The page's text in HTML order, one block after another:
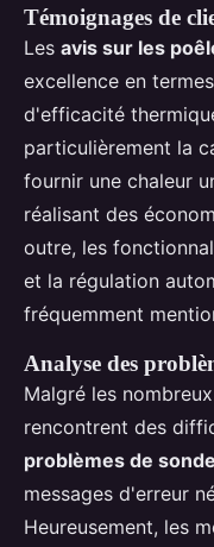
Témoignages de
Les avis sur les
excellence en
d'efficacité
particulièrement la
fournir une chaleur
réalisant des
outre, les
et la régulation
fréquemment
Analyse des
Malgré les
rencontrent des
problèmes de
messages d'erreur
Heureusement, les